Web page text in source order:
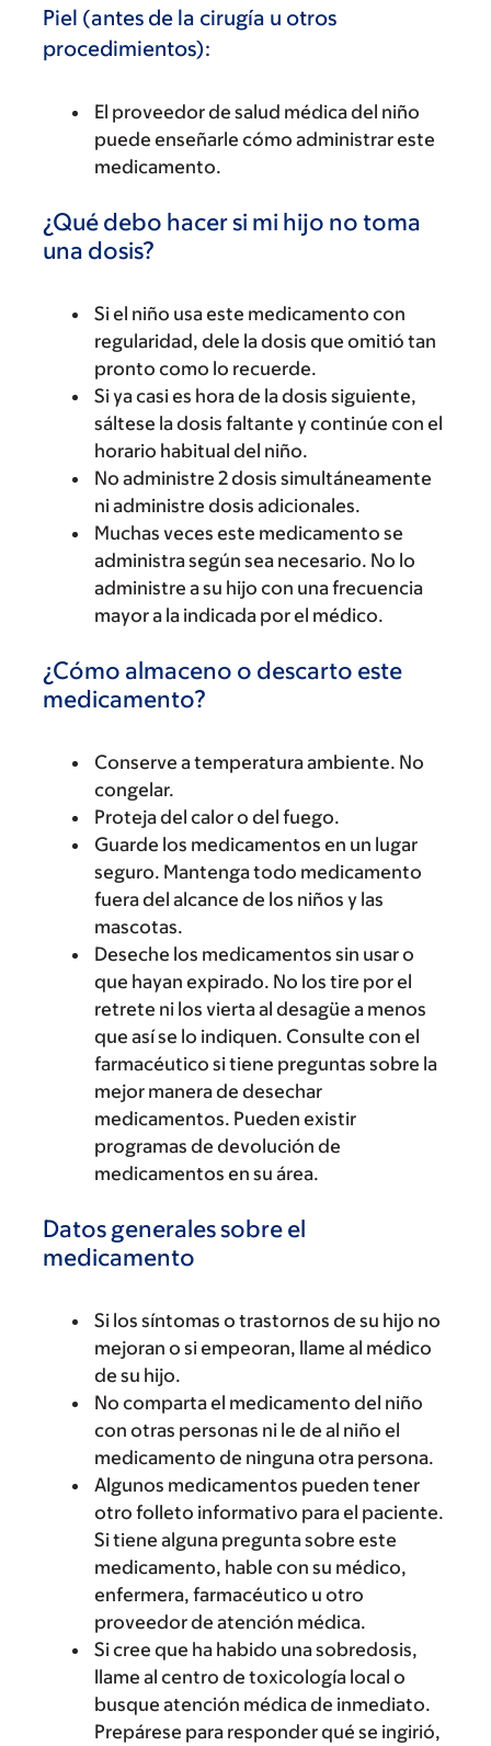
Piel (antes de la cirugía u otros
procedimientos):
El proveedor de salud médica del niño
puede enseñarle cómo administrar este
medicamento.
¿Qué debo hacer si mi hijo no toma
una dosis?
Si el niño usa este medicamento con
regularidad, dele la dosis que omitió tan
pronto como lo recuerde.
Si ya casi es hora de la dosis siguiente,
sáltese la dosis faltante y continúe con el
horario habitual del niño.
No administre 2 dosis simultáneamente
ni administre dosis adicionales.
Muchas veces este medicamento se
administra según sea necesario. No lo
administre a su hijo con una frecuencia
mayor a la indicada por el médico.
¿Cómo almaceno o descarto este
medicamento?
Conserve a temperatura ambiente. No
congelar.
Proteja del calor o del fuego.
Guarde los medicamentos en un lugar
seguro. Mantenga todo medicamento
fuera del alcance de los niños y las
mascotas.
Deseche los medicamentos sin usar o
que hayan expirado. No los tire por el
retrete ni los vierta al desagüe a menos
que así se lo indiquen. Consulte con el
farmacéutico si tiene preguntas sobre la
mejor manera de desechar
medicamentos. Pueden existir
programas de devolución de
medicamentos en su área.
Datos generales sobre el
medicamento
Si los síntomas o trastornos de su hijo no
mejoran o si empeoran, llame al médico
de su hijo.
No comparta el medicamento del niño
con otras personas ni le de al niño el
medicamento de ninguna otra persona.
Algunos medicamentos pueden tener
otro folleto informativo para el paciente.
Si tiene alguna pregunta sobre este
medicamento, hable con su médico,
enfermera, farmacéutico u otro
proveedor de atención médica.
Si cree que ha habido una sobredosis,
llame al centro de toxicología local o
busque atención médica de inmediato.
Prepárese para responder qué se ingirió,